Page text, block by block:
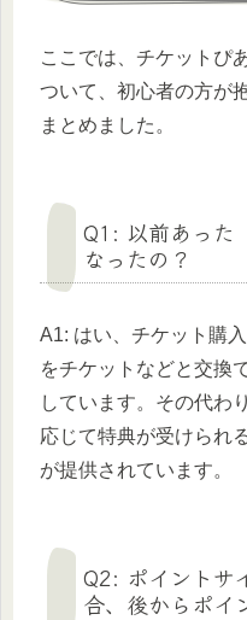
ここでは、チケットぴ
ついて、初心者の方が
まとめました。
Q1: 以前あった
なったの？
A1: はい、チケット購
をチケットなどと交換
しています。その代わ
応じて特典が受けられ
が提供されています。
Q2: ポイントサ
合、後からポイ